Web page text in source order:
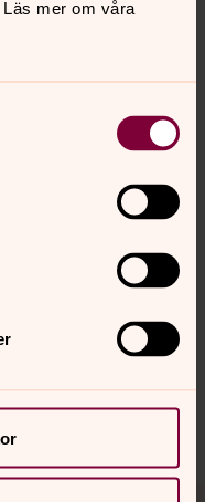
mer om våra